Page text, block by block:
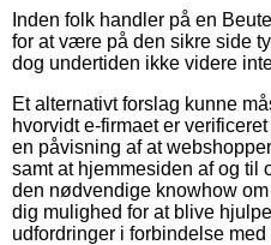
Inden folk handler på en
for at være på den sikre side
dog undertiden ikke videre
Et alternativt forslag kunne
hvorvidt e-firmaet er
en påvisning af at
samt at hjemmesiden af og til
den nødvendige knowhow
dig mulighed for at blive
udfordringer i forbindelse